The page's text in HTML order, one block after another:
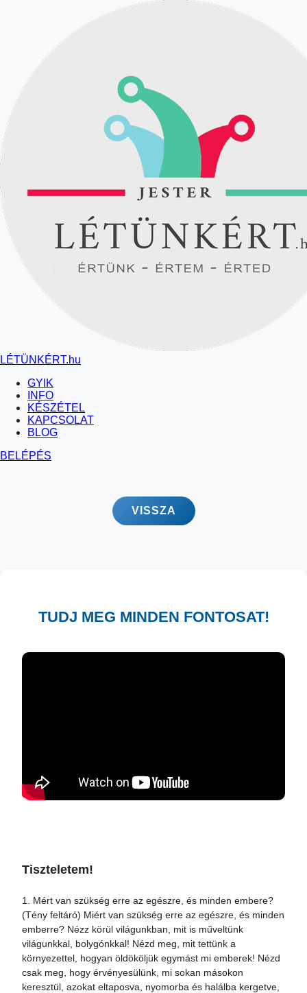
LÉTÜNKÉRT.hu
GYIK
INFO
KÉSZÉTEL
KAPCSOLAT
BLOG
BELÉPÉS
VISSZA
TUDJ MEG MINDEN FONTOSAT!
Tiszteletem!
1. Mért van szükség erre az egészre, és minden embere?
(Tény feltáró) Miért van szükség erre az egészre, és minden
emberre? Nézz körül világunkban, mit is műveltünk
világunkkal, bolygónkkal! Nézd meg, mit tettünk a
környezettel, hogyan öldököljük egymást mi emberek! Nézd
csak meg, hogy érvényesülünk, mi sokan másokon
keresztül, azokat eltaposva, nyomorba és halálba kergetve,